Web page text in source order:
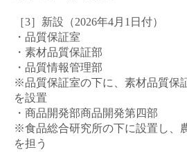
［3］新設（2026年4月 1 日付）
・品質保証室
・素材品質保証部
・品質情報管理部
※品質保証室の下に、素材品質保
を設置
・商品開発部商品開発第四部
※食品総合研究所の下に設置し、
を担う